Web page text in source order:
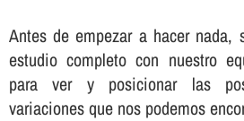
Antes de empezar a hacer nada,
estudio completo con nuestro
para ver y posicionar las
variaciones que nos podemos